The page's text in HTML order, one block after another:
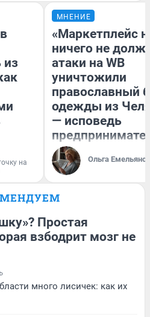
из
на
МНЕНИЕ
«Маркетплейс
ничего не
атаки на WB
уничтожили
православный
одежды из
— исповедь
Ольга
Простая
взбодрит мозг не
много лисичек: как их